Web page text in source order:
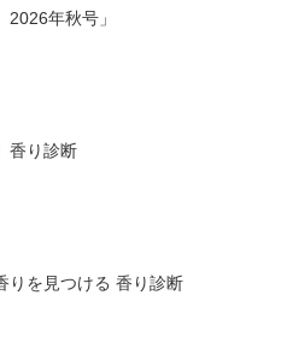
年秋号」
香り診断
りを見つける 香り診断